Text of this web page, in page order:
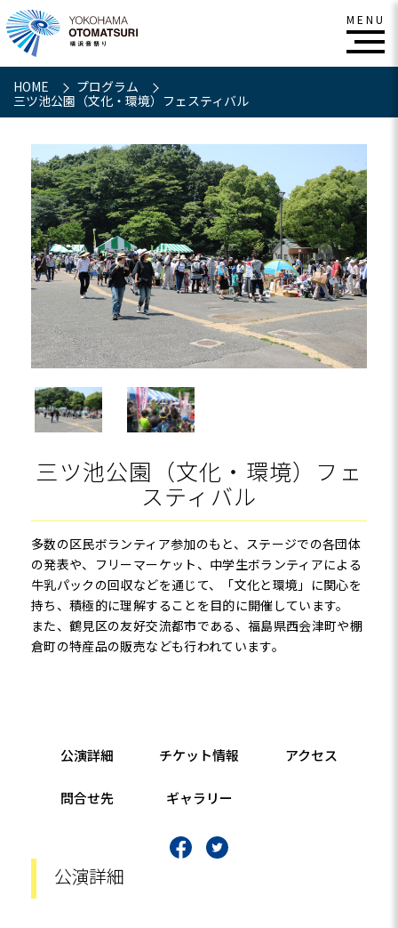
HOME
プログラム
三ツ池公園（文化・環境）フェスティバル
三ツ池公園（文化・環境）フェ
スティバル
多数の区民ボランティア参加のもと、ステージでの各団体
の発表や、フリーマーケット、中学生ボランティアによる
牛乳パックの回収などを通じて、「文化と環境」に関心を
持ち、積極的に理解することを目的に開催しています。
また、鶴見区の友好交流都市である、福島県西会津町や棚
倉町の特産品の販売なども行われています。
公演詳細
公演詳細 チケット情報 アクセス
問合せ先 ギャラリー